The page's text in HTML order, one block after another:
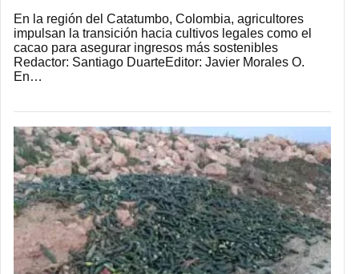
En la región del Catatumbo, Colombia, agricultores
impulsan la transición hacia cultivos legales como el
cacao para asegurar ingresos más sostenibles
Redactor: Santiago DuarteEditor: Javier Morales O.
En…